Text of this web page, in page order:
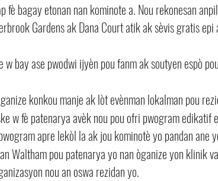
fè bagay etonan nan kominote a. Nou rekonesan
Gardens ak Dana Court atik ak sèvis gratis
bay ase pwodwi ijyèn pou fanm ak soutyen espò
konkou manje ak lòt evènman lokalman pou
w fè patenarya avèk nou pou ofri pwogram edikatif
apre lekòl la ak jou kominotè yo pandan ane
Waltham pou patenarya yo nan òganize yon klinik
nou an oswa rezidan yo.